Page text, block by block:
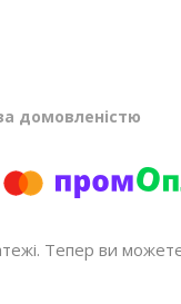
домовленістю
Тепер ви